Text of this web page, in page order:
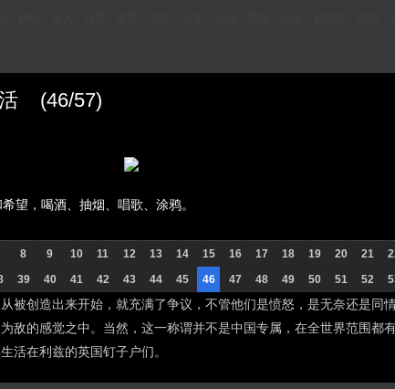
活 (46/57)
望，喝酒、抽烟、唱歌、涂鸦。
8 9 10 11 12 13 14 15 16 17 18 19 20 21
39 40 41 42 43 44 45 46 47 48 49 50 51 52
被创造出来开始，就充满了争议，不管他们是愤怒，是无奈还是同
敌的感觉之中。当然，这一称谓并不是中国专属，在全世界范围都
活在利兹的英国钉子户们。